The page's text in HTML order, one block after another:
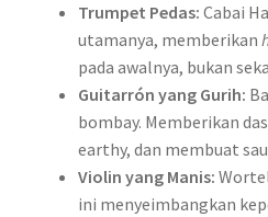
Trumpet Pedas: Cabai
utamanya, memberikan
pada awalnya, bukan
Guitarrón yang Gurih:
bombay. Memberikan
earthy, dan membuat
Violin yang Manis:
ini menyeimbangkan